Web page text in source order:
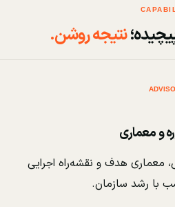
نتیجه روشن.
و معماری
معماری هدف و نقشه‌راه اجرایی
با رشد سازمان.